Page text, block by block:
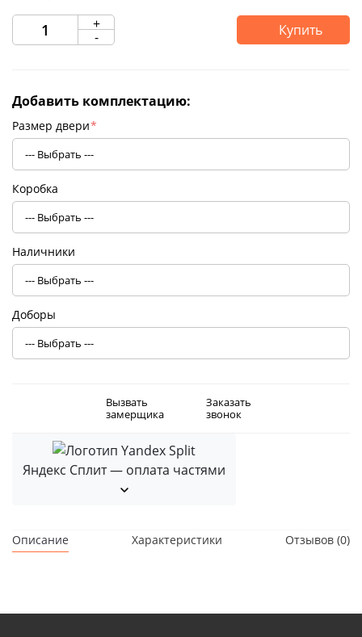
+
- Купить
Добавить комплектацию:
Размер двери*
Коробка
Наличники
Доборы
Вызвать
замерщика
Заказать
звонок
Яндекс Сплит — оплата частями
Описание Характеристики Отзывов (0)